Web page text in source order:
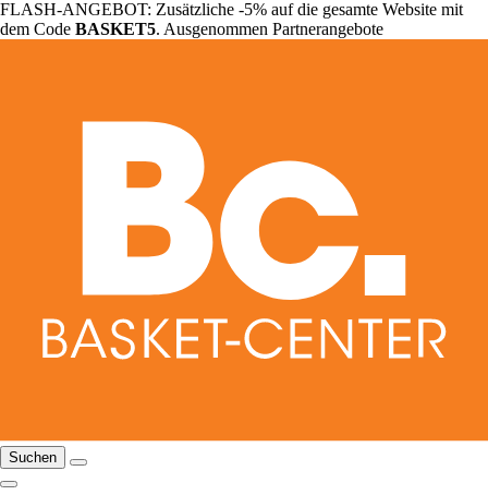
FLASH-ANGEBOT: Zusätzliche -5% auf die gesamte Website mit
dem Code BASKET5. Ausgenommen Partnerangebote
Suchen